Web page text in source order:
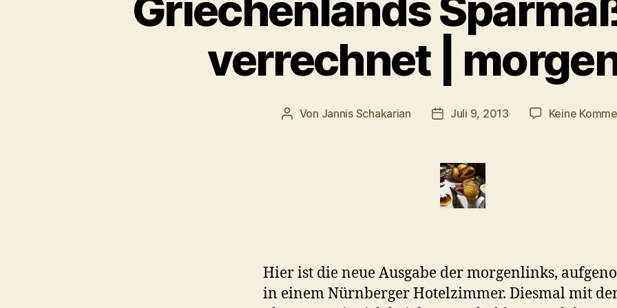
verrechnet |
Beitragsautor
Von Jannis Schakarian Veröffentlichungsdatum
Juli 9, 2013 Keine
Hier ist die neue Ausgabe der morgenlinks,
in einem Nürnberger Hotelzimmer. Diesmal mit